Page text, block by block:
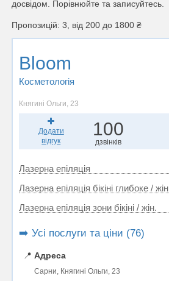
досвідом. Порівнюйте та записуйтесь.
Пропозицій: 3, від 200 до 1800 ₴
Bloom
Косметологія
Княгині Ольги, 23
Додати
відгук
100
дзвінків
Лазерна епіляція
Лазерна епіляція бікіні глибоке / жін
Лазерна епіляція зони бікіні / жін.
➡️ Усі послуги та ціни (76)
📍 Адреса
Сарни, Княгині Ольги, 23